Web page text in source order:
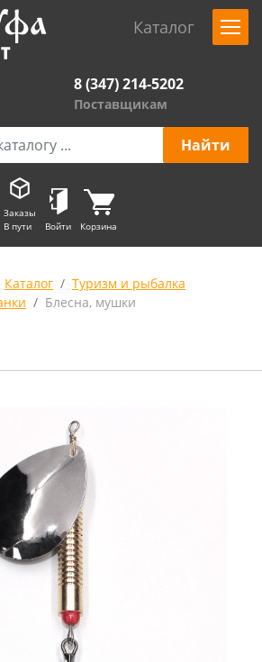
Каталог
8 (347) 214-5202
Поставщикам
Заказы
В пути
Войти Корзина
Каталог
Туризм и рыбалка
Блесна, мушки